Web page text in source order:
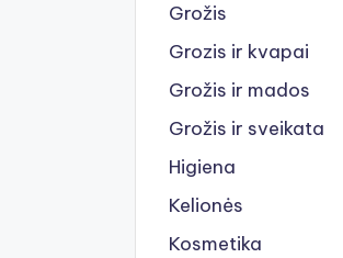
Grožis
Grozis ir kvapai
Grožis ir mados
Grožis ir sveikata
Higiena
Kelionės
Kosmetika